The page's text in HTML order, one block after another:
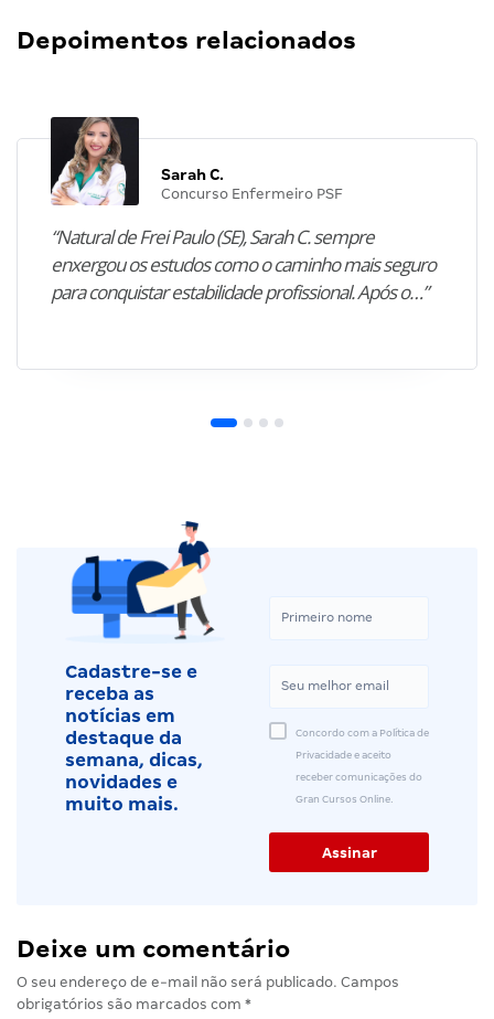
Depoimentos relacionados
Sarah C.
Concurso Enfermeiro PSF
“Natural de Frei Paulo (SE), Sarah C. sempre
enxergou os estudos como o caminho mais seguro
para conquistar estabilidade profissional. Após o…”
Cadastre-se e
receba as
notícias em
destaque da
semana, dicas,
novidades e
muito mais.
Concordo com a Política de
Privacidade e aceito
receber comunicações do
Gran Cursos Online.
Deixe um comentário
O seu endereço de e-mail não será publicado. Campos
obrigatórios são marcados com *